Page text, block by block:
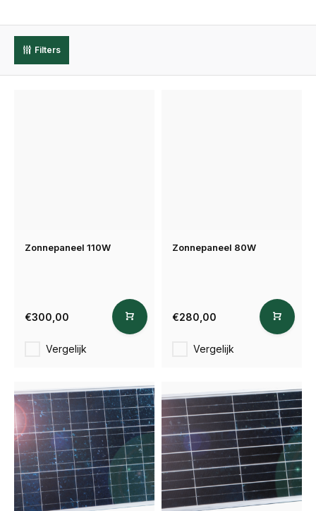
Filters
Zonnepaneel 110W
€300,00
Vergelijk
Zonnepaneel 80W
€280,00
Vergelijk